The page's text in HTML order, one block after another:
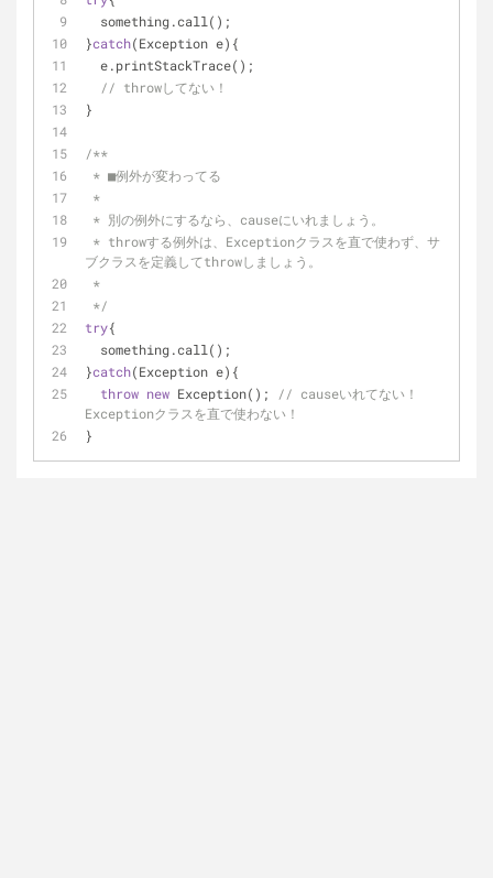
  something.call();
}catch(Exception e){
  e.printStackTrace();
// throwしてない！
}
/**
* ■例外が変わってる
*
* 別の例外にするなら、causeにいれましょう。
ブクラスを定義してthrowしましょう。
*
*/
try{
  something.call();
}catch(Exception e){
throw new Exception();
// causeいれてない！
Exceptionクラスを直で使わない！
}